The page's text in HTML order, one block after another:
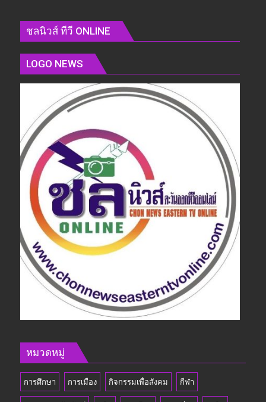
ชลนิวส์ ทีวี ONLINE
LOGO NEWS
หมวดหมู่
การศึกษา การเมือง กิจกรรมเพื่อสังคม กีฬา